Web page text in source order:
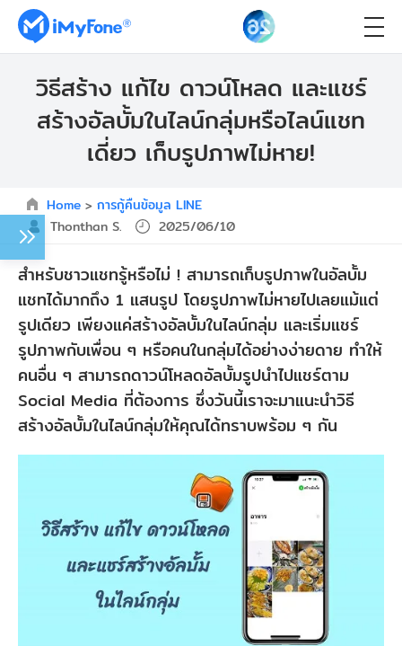
วิธีสร้าง แก้ไข ดาวน์โหลด และแชร์
สร้างอัลบั้มในไลน์กลุ่มหรือไลน์แชท
เดี่ยว เก็บรูปภาพไม่หาย!
Home > การกู้คืนข้อมูล LINE
Thonthan S.
2025/06/10
สำหรับชาวแชทรู้หรือไม่ ! สามารถเก็บรูปภาพในอัลบั้ม
แชทได้มากถึง 1 แสนรูป โดยรูปภาพไม่หายไปเลยแม้แต่
รูปเดียว เพียงแค่สร้างอัลบั้มในไลน์กลุ่ม และเริ่มแชร์
รูปภาพกับเพื่อน ๆ หรือคนในกลุ่มได้อย่างง่ายดาย ทำให้
คนอื่น ๆ สามารถดาวน์โหลดอัลบั้มรูปนำไปแชร์ตาม
Social Media ที่ต้องการ ซึ่งวันนี้เราจะมาแนะนำวิธี
สร้างอัลบั้มในไลน์กลุ่มให้คุณได้ทราบพร้อม ๆ กัน